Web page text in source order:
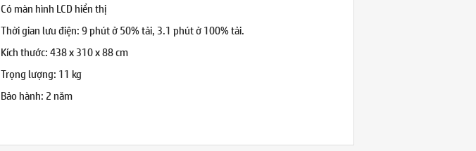
Có màn hình LCD hiển thị
Thời gian lưu điện: 9 phút ở 50% tải, 3.1 phút ở 100% tải.
Kích thước: 438 x 310 x 88 cm
Trọng lượng: 11 kg
Bảo hành: 2 năm